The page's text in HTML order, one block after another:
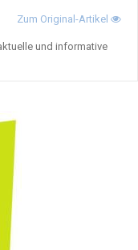
Zum Original-Artikel
und informative